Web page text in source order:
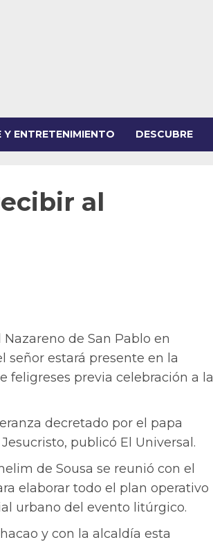
Y ENTRETENIMIENTO DESCUBRE
al
de San Pablo en
señor estará presente en la
feligreses previa celebración a la
decretado por el papa
publicó El Universal.
de Sousa se reunió con el
elaborar todo el plan operativo
urbano del evento litúrgico.
y con la alcaldía esta